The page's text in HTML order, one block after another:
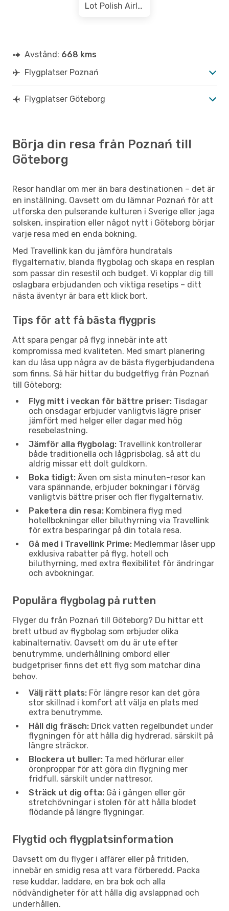
Lot Polish Airlines
Avstånd: 668 kms
Flygplatser Poznań
Flygplatser Göteborg
Börja din resa från Poznań till
Göteborg
Resor handlar om mer än bara destinationen – det är
en inställning. Oavsett om du lämnar Poznań för att
utforska den pulserande kulturen i Sverige eller jaga
solsken, inspiration eller något nytt i Göteborg börjar
varje resa med en enda bokning.
Med Travellink kan du jämföra hundratals
flygalternativ, blanda flygbolag och skapa en resplan
som passar din resestil och budget. Vi kopplar dig till
oslagbara erbjudanden och viktiga resetips – ditt
nästa äventyr är bara ett klick bort.
Tips för att få bästa flygpris
Att spara pengar på flyg innebär inte att
kompromissa med kvaliteten. Med smart planering
kan du låsa upp några av de bästa flygerbjudandena
som finns. Så här hittar du budgetflyg från Poznań
till Göteborg:
Flyg mitt i veckan för bättre priser: Tisdagar
och onsdagar erbjuder vanligtvis lägre priser
jämfört med helger eller dagar med hög
resebelastning.
Jämför alla flygbolag: Travellink kontrollerar
både traditionella och lågprisbolag, så att du
aldrig missar ett dolt guldkorn.
Boka tidigt: Även om sista minuten-resor kan
vara spännande, erbjuder bokningar i förväg
vanligtvis bättre priser och fler flygalternativ.
Paketera din resa: Kombinera flyg med
hotellbokningar eller biluthyrning via Travellink
för extra besparingar på din totala resa.
Gå med i Travellink Prime: Medlemmar låser upp
exklusiva rabatter på flyg, hotell och
biluthyrning, med extra flexibilitet för ändringar
och avbokningar.
Populära flygbolag på rutten
Flyger du från Poznań till Göteborg? Du hittar ett
brett utbud av flygbolag som erbjuder olika
kabinalternativ. Oavsett om du är ute efter
benutrymme, underhållning ombord eller
budgetpriser finns det ett flyg som matchar dina
behov.
Välj rätt plats: För längre resor kan det göra
stor skillnad i komfort att välja en plats med
extra benutrymme.
Håll dig fräsch: Drick vatten regelbundet under
flygningen för att hålla dig hydrerad, särskilt på
längre sträckor.
Blockera ut buller: Ta med hörlurar eller
öronproppar för att göra din flygning mer
fridfull, särskilt under nattresor.
Sträck ut dig ofta: Gå i gången eller gör
stretchövningar i stolen för att hålla blodet
flödande på längre flygningar.
Flygtid och flygplatsinformation
Oavsett om du flyger i affärer eller på fritiden,
innebär en smidig resa att vara förberedd. Packa
rese kuddar, laddare, en bra bok och alla
nödvändigheter för att hålla dig avslappnad och
underhållen.